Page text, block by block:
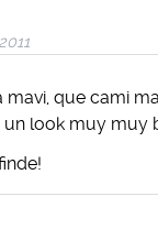
mavi, que cami
un look muy muy